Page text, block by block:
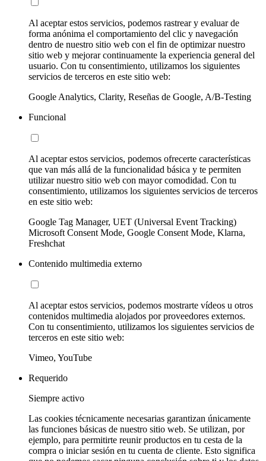
Al aceptar estos servicios, podemos rastrear y evaluar de
forma anónima el comportamiento del clic y navegación
dentro de nuestro sitio web con el fin de optimizar nuestro
sitio web y mejorar continuamente la experiencia general del
usuario. Con tu consentimiento, utilizamos los siguientes
servicios de terceros en este sitio web:
Google Analytics, Clarity, Reseñas de Google, A/B-Testing
Funcional
Al aceptar estos servicios, podemos ofrecerte características
que van más allá de la funcionalidad básica y te permiten
utilizar nuestro sitio web con mayor comodidad. Con tu
consentimiento, utilizamos los siguientes servicios de terceros
en este sitio web:
Google Tag Manager, UET (Universal Event Tracking)
Microsoft Consent Mode, Google Consent Mode, Klarna,
Freshchat
Contenido multimedia externo
Al aceptar estos servicios, podemos mostrarte vídeos u otros
contenidos multimedia alojados por proveedores externos.
Con tu consentimiento, utilizamos los siguientes servicios de
terceros en este sitio web:
Vimeo, YouTube
Requerido
Siempre activo
Las cookies técnicamente necesarias garantizan únicamente
las funciones básicas de nuestro sitio web. Se utilizan, por
ejemplo, para permitirte reunir productos en tu cesta de la
compra o iniciar sesión en tu cuenta de cliente. Esto significa